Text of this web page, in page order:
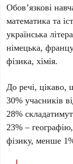
Обов’язкові
математика та
українська
німецька,
фізика, хімія.
До речі, цікаво,
30% учасників
28%
23% –
фізику, менше